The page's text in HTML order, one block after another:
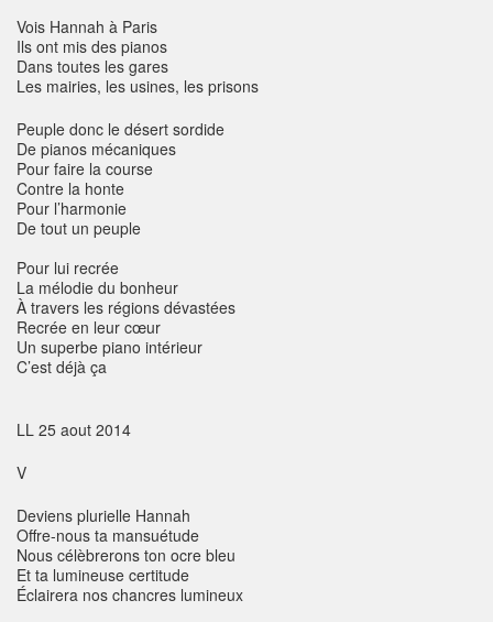
Vois Hannah à Paris
Ils ont mis des pianos
Dans toutes les gares
Les mairies, les usines, les prisons
Peuple donc le désert sordide
De pianos mécaniques
Pour faire la course
Contre la honte
Pour l’harmonie
De tout un peuple
Pour lui recrée
La mélodie du bonheur
À travers les régions dévastées
Recrée en leur cœur
Un superbe piano intérieur
C’est déjà ça
LL 25 aout 2014
V
Deviens plurielle Hannah
Offre-nous ta mansuétude
Nous célèbrerons ton ocre bleu
Et ta lumineuse certitude
Éclairera nos chancres lumineux